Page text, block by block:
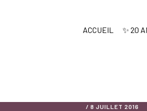
ACCUEIL ✨ 20
/ 8 JUILLET 2016